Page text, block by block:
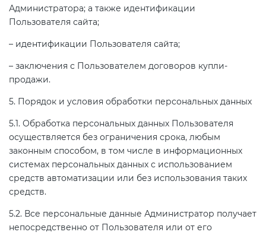
Администратора; а также идентификации
Пользователя сайта;
– идентификации Пользователя сайта;
– заключения с Пользователем договоров купли-
продажи.
5. Порядок и условия обработки персональных данных
5.1. Обработка персональных данных Пользователя
осуществляется без ограничения срока, любым
законным способом, в том числе в информационных
системах персональных данных с использованием
средств автоматизации или без использования таких
средств.
5.2. Все персональные данные Администратор получает
непосредственно от Пользователя или от его